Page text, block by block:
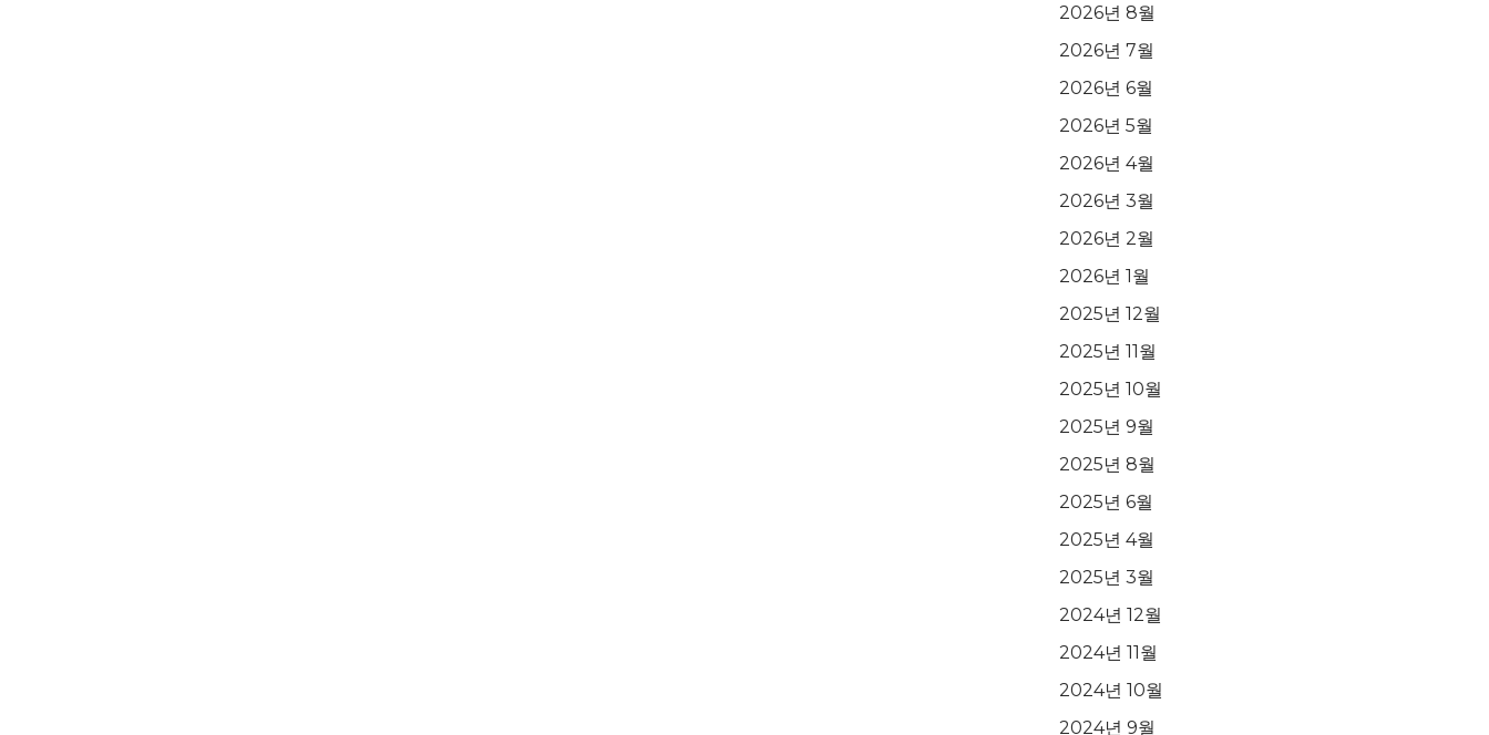
2026년 8월
2026년 7월
2026년 6월
2026년 5월
2026년 4월
2026년 3월
2026년 2월
2026년 1월
2025년 12월
2025년 11월
2025년 10월
2025년 9월
2025년 8월
2025년 6월
2025년 4월
2025년 3월
2024년 12월
2024년 11월
2024년 10월
2024년 9월